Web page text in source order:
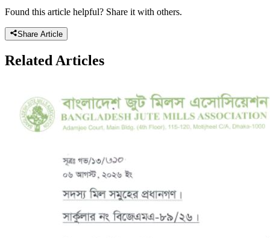
Found this article helpful? Share it with others.
Share Article
Related Articles